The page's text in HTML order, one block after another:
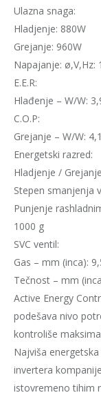
Ulazna snaga:
Hladjenje: 880W
Grejanje: 960W
Napajanje: ø,V,Hz:
E.E.R:
Hlađenje – W/W:
C.O.P:
Grejanje – W/W:
Energetski razred:
Hladjenje /
Stepen smanjenja
Punjenje
1000 g
SVC ventil:
Gas – mm (inca):
Tečnost – mm
Active Energy
podešava nivo
kontroliše
Najviša
invertera
istovremeno tihim